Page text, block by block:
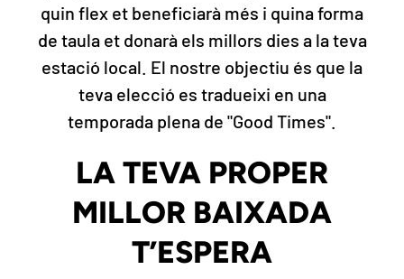
quin flex et beneficiarà més i quina forma
de taula et donarà els millors dies a la teva
estació local. El nostre objectiu és que la
teva elecció es tradueixi en una
temporada plena de "Good Times".
LA TEVA PROPER
MILLOR BAIXADA
T’ESPERA